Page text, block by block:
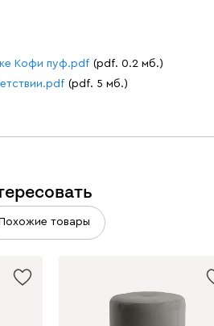
Кофи пуф.pdf (pdf. 0.2 мб.)
(pdf. 5 мб.)
Похожие товары